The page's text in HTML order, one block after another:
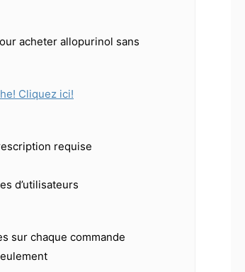
acheter allopurinol sans
Cliquez ici!
requise
d’utilisateurs
sur chaque commande